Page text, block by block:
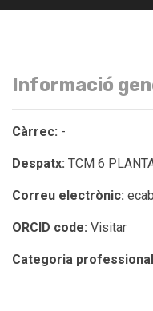
Informació
Càrrec: -
Despatx: TCM 6
Correu electrònic:
ORCID code: Visitar
Categoria